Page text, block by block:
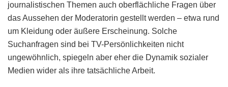
journalistischen Themen auch oberflächliche Fragen über
das Aussehen der Moderatorin gestellt werden – etwa rund
um Kleidung oder äußere Erscheinung. Solche
Suchanfragen sind bei TV-Persönlichkeiten nicht
ungewöhnlich, spiegeln aber eher die Dynamik sozialer
Medien wider als ihre tatsächliche Arbeit.